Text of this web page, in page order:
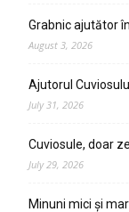
Grabnic ajutător
August 3, 2026
Ajutorul
July 31, 2026
Cuviosule, doar
July 29, 2026
Minuni mici și